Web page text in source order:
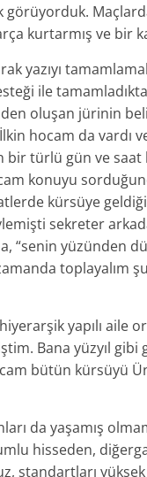
görüyorduk.
kurtarmış ve bir
yazıyı
ile
oluşan jürinin
hocam da
bir türlü gün ve
konuyu
kürsüye
sekreter
“senin
toplayalım
yapılı
Bana yüzyıl gibi
bütün kürsüyü
da yaşamış
hisseden,
standartları yüksek